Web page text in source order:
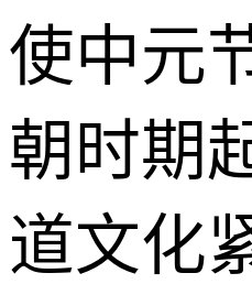
使中元
朝时期
道文化